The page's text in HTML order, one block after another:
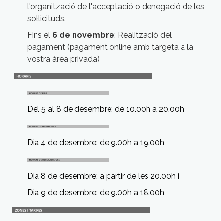
l'organització de l'acceptació o denegació de les
sol·licituds.
Fins el 6 de novembre: Realització del
pagament (pagament online amb targeta a la
vostra àrea privada)
Del 5 al 8 de desembre: de 10.00h a 20.00h
Dia 4 de desembre: de 9.00h a 19.00h
Dia 8 de desembre: a partir de les 20.00h i
Dia 9 de desembre: de 9.00h a 18.00h